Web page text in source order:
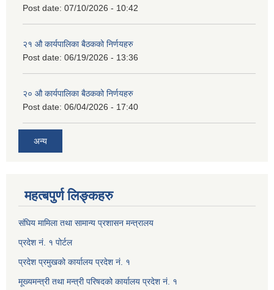
Post date: 07/10/2026 - 10:42
२१ औ कार्यपालिका बैठकको निर्णयहरु
Post date: 06/19/2026 - 13:36
२० औ कार्यपालिका बैठकको निर्णयहरु
Post date: 06/04/2026 - 17:40
अन्य
महत्बपुर्ण लिङ्कहरु
संघिय मामिला तथा सामान्य प्रशासन मन्त्रालय
प्रदेश नं. १ पोर्टल
प्रदेश प्रमुखको कार्यालय प्रदेश नं. १
मूख्यमन्त्री तथा मन्त्री परिषदको कार्यालय प्रदेश नं. १